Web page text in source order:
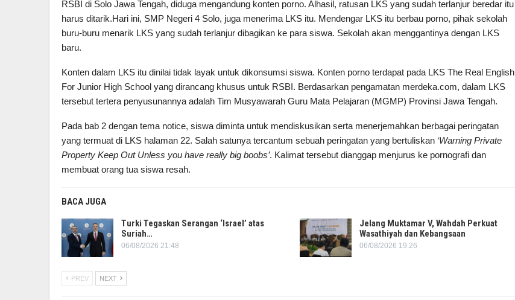
RSBI di Solo Jawa Tengah, diduga mengandung konten porno. Alhasil, ratusan LKS yang sudah terlanjur beredar itu
harus ditarik.Hari ini, SMP Negeri 4 Solo, juga menerima LKS itu. Mendengar LKS itu berbau porno, pihak sekolah
buru-buru menarik LKS yang sudah terlanjur dibagikan ke para siswa. Sekolah akan menggantinya dengan LKS
baru.
Konten dalam LKS itu dinilai tidak layak untuk dikonsumsi siswa. Konten porno terdapat pada LKS The Real English
For Junior High School yang dirancang khusus untuk RSBI. Berdasarkan pengamatan merdeka.com, dalam LKS
tersebut tertera penyusunannya adalah Tim Musyawarah Guru Mata Pelajaran (MGMP) Provinsi Jawa Tengah.
Pada bab 2 dengan tema notice, siswa diminta untuk mendiskusikan serta menerjemahkan berbagai peringatan
yang termuat di LKS halaman 22. Salah satunya tercantum sebuah peringatan yang bertuliskan ‘Warning Private
Property Keep Out Unless you have really big boobs’. Kalimat tersebut dianggap menjurus ke pornografi dan
membuat orang tua siswa resah.
BACA JUGA
Turki Tegaskan Serangan ‘Israel’ atas
Suriah…
06/08/2026 21:48
Jelang Muktamar V, Wahdah Perkuat
Wasathiyah dan Kebangsaan
06/08/2026 19:26
PREV NEXT